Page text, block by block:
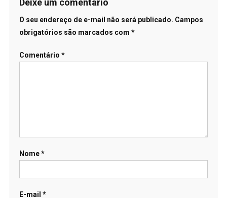
O seu endereço de e-mail não será publicado. Campos
obrigatórios são marcados com *
Comentário *
Nome*
E-mail *